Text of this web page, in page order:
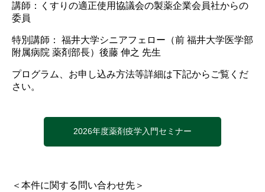
講師：くすりの適正使用協議会の製薬企業会員社からの
委員
特別講師： 福井大学シニアフェロー（前 福井大学医学部
附属病院 薬剤部長）後藤 伸之 先生
プログラム、お申し込み方法等詳細は下記からご覧くだ
さい。
2026年度薬剤疫学入門セミナー
＜本件に関する問い合わせ先＞